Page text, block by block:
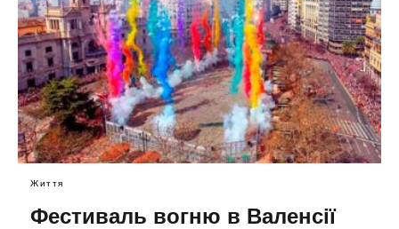
Життя
Фестиваль вогню в Валенсії